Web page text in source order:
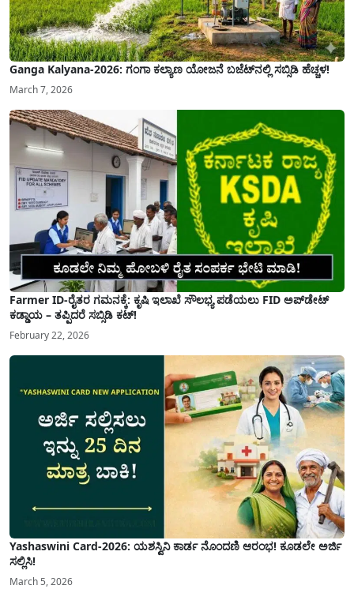
Ganga Kalyana-2026: ಗಂಗಾ ಕಲ್ಯಾಣ ಯೋಜನೆ ಬಜೆಟ್‌ನಲ್ಲಿ ಸಬ್ಸಿಡಿ ಹೆಚ್ಚಳ!
March 7, 2026
Farmer ID-ರೈತರ ಗಮನಕ್ಕೆ: ಕೃಷಿ ಇಲಾಖೆ ಸೌಲಭ್ಯ ಪಡೆಯಲು FID ಅಪ್‌ಡೇಟ್
ಕಡ್ಡಾಯ – ತಪ್ಪಿದರೆ ಸಬ್ಸಿಡಿ ಕಟ್!
February 22, 2026
Yashaswini Card-2026: ಯಶಸ್ವಿನಿ ಕಾರ್ಡ ನೊಂದಣಿ ಆರಂಭ! ಕೂಡಲೇ ಅರ್ಜಿ
ಸಲ್ಲಿಸಿ!
March 5, 2026